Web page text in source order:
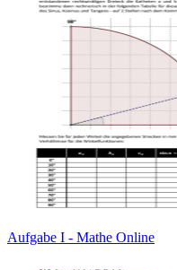
Aufgabe I - Mathe Online